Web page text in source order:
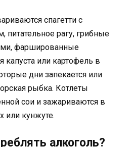
спагетти с
рагу, грибные
фаршированные
или картофель в
дни запекается или
рыбка. Котлеты
сои и зажариваются в
или кунжуте.
алкоголь?